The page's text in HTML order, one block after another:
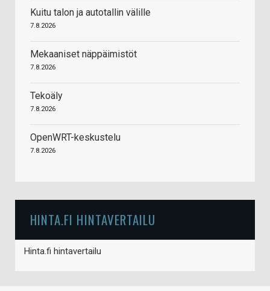
Kuitu talon ja autotallin välille
7.8.2026
Mekaaniset näppäimistöt
7.8.2026
Tekoäly
7.8.2026
OpenWRT-keskustelu
7.8.2026
HINTA.FI HINTAVERTAILU
Hinta.fi hintavertailu